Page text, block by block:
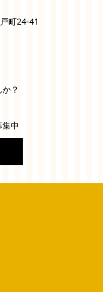
町24-41
？
中